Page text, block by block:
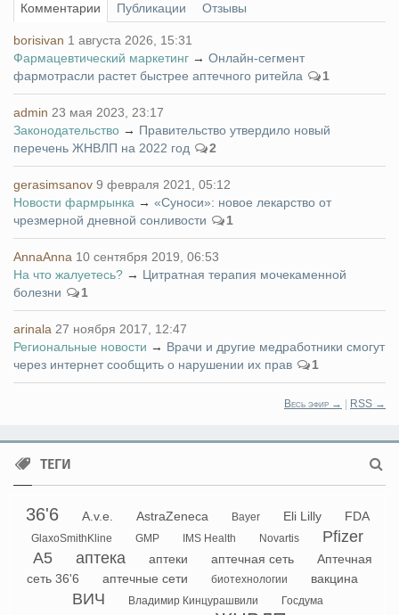
Комментарии Публикации Отзывы
borisivan 1 августа 2026, 15:31
Фармацевтический маркетинг → Онлайн-сегмент
фармотрасли растет быстрее аптечного ритейла
1
admin 23 мая 2023, 23:17
Законодательство → Правительство утвердило новый
перечень ЖНВЛП на 2022 год
2
gerasimsanov 9 февраля 2021, 05:12
Новости фармрынка → «Суноси»: новое лекарство от
чрезмерной дневной сонливости
1
AnnaAnna 10 сентября 2019, 06:53
На что жалуетесь? → Цитратная терапия мочекаменной
болезни
1
arinala 27 ноября 2017, 12:47
Региональные новости → Врачи и другие медработники смогут
через интернет сообщить о нарушении их прав
1
Весь эфир → RSS →
ТЕГИ
36'6 A.v.e. AstraZeneca Bayer Eli Lilly FDA
GlaxoSmithKline GMP IMS Health Novartis
Pfizer
А5
аптека аптеки аптечная сеть
Аптечная
сеть 36'6
аптечные сети биотехнологии вакцина
ВИЧ Владимир Кинцурашвили Госдума